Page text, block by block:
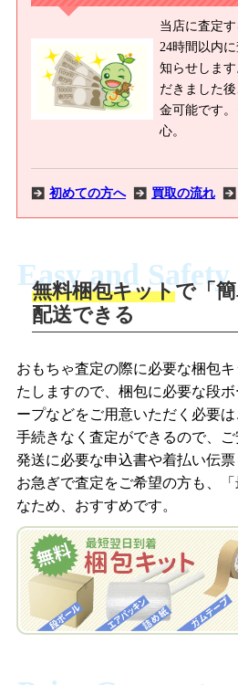
【２００９年】
ネオブライス アイスルネ/ネオブライ
ィッシュ/ネオブライス トイザらス限
ライス アーバンカウガール/ネオブラ
リー パリ/ネオブライス CWC限定ア
ーチェベスト/ネオブライス シンプリ
ライス パンカホリックピープル/ネオ
ンシャインホリディ/ネオブライス プ
イ/ネオブライス プリマドーリー ウ
イス プリマドーリー アドーラブルオ
CWC限定 ブルーミーブルームズベ
限定 マイリトルキャンディ/ネオブラ
ルズ/ネオブライス カプチーノチャッ
プリンセスミルクビスケットドゥキュ
【２０１０年】
ネオブライス プレーリーポージー/ネ
ンターアルデンド/ネオブライス
ブライス シンプリーチョコレート/ネ
ラ/ネオブライス CWC限定 マヌヘア
ブライス CWC限定 マラベルメロデ
ッキー/ネオブライス CWC限定シン
ブライス ボヘミアンピース/ネオブラ
当店に査定
24時間以内
知らせしま
だきました
金可能です
心。
初めての方へ 買取の流れ
商品撮影
商品を撮影し
を送信します。
梱包キットをメールで申し込み
査定結果をメ
を申し込みま
でお届けしま
自宅でおもちゃを発送・梱包
梱包キットに
LINEの友だち追加・査定画像を送
「ジョニージ
追加し、スマ
撮影したお
信します。
梱包キットをLINEで申し込み
査定結果を
申し込みます
お届けします
自宅でおもちゃを発送・梱包
Easy and Safety
無料梱包キットで「
配送できる
おもちゃ査定の際に必要な梱包
たしますので、梱包に必要な段
ープなどをご用意いただく必要
手続きなく査定ができるので、ご
発送に必要な申込書や着払い伝票
お急ぎで査定をご希望の方も、
なため、おすすめです。